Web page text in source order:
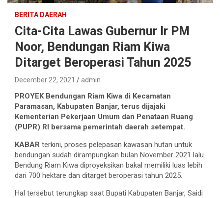
BERITA DAERAH
Cita-Cita Lawas Gubernur Ir PM
Noor, Bendungan Riam Kiwa
Ditarget Beroperasi Tahun 2025
December 22, 2021 admin
PROYEK Bendungan Riam Kiwa di Kecamatan
Paramasan, Kabupaten Banjar, terus dijajaki
Kementerian Pekerjaan Umum dan Penataan Ruang
(PUPR) RI bersama pemerintah daerah setempat.
KABAR terkini, proses pelepasan kawasan hutan untuk
bendungan sudah dirampungkan bulan November 2021 lalu.
Bendung Riam Kiwa diproyeksikan bakal memiliki luas lebih
dari 700 hektare dan ditarget beroperasi tahun 2025.
Hal tersebut terungkap saat Bupati Kabupaten Banjar, Saidi